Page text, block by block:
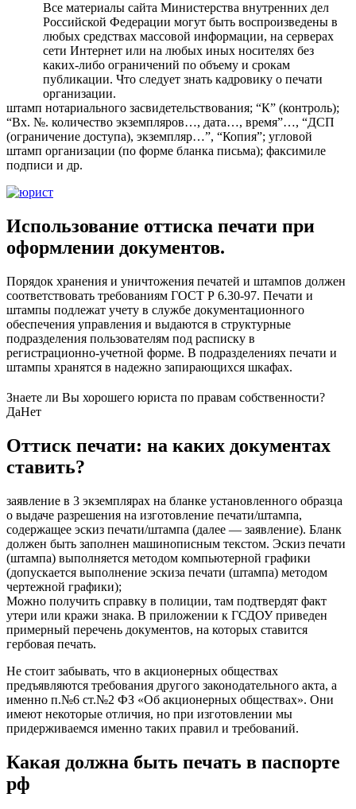
Все материалы сайта Министерства внутренних дел
Российской Федерации могут быть воспроизведены в
любых средствах массовой информации, на серверах
сети Интернет или на любых иных носителях без
каких-либо ограничений по объему и срокам
публикации. Что следует знать кадровику о печати
организации.
штамп нотариального засвидетельствования; “К” (контроль);
“Вх. №. количество экземпляров…, дата…, время”…, “ДСП
(ограничение доступа), экземпляр…”, “Копия”; угловой
штамп организации (по форме бланка письма); факсимиле
подписи и др.
Использование оттиска печати при
оформлении документов.
Порядок хранения и уничтожения печатей и штампов должен
соответствовать требованиям ГОСТ Р 6.30-97. Печати и
штампы подлежат учету в службе документационного
обеспечения управления и выдаются в структурные
подразделения пользователям под расписку в
регистрационно-учетной форме. В подразделениях печати и
штампы хранятся в надежно запирающихся шкафах.
Знаете ли Вы хорошего юриста по правам собственности?
ДаНет
Оттиск печати: на каких документах
ставить?
заявление в 3 экземплярах на бланке установленного образца
о выдаче разрешения на изготовление печати/штампа,
содержащее эскиз печати/штампа (далее — заявление). Бланк
должен быть заполнен машинописным текстом. Эскиз печати
(штампа) выполняется методом компьютерной графики
(допускается выполнение эскиза печати (штампа) методом
чертежной графики);
Можно получить справку в полиции, там подтвердят факт
утери или кражи знака. В приложении к ГСДОУ приведен
примерный перечень документов, на которых ставится
гербовая печать.
Не стоит забывать, что в акционерных обществах
предъявляются требования другого законодательного акта, а
именно п.№6 ст.№2 ФЗ «Об акционерных обществах». Они
имеют некоторые отличия, но при изготовлении мы
придерживаемся именно таких правил и требований.
Какая должна быть печать в паспорте
рф